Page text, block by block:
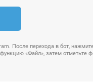
После перехода в бот,
«Файл», затем отметьте